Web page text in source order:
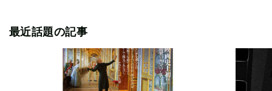
最近話題の記事